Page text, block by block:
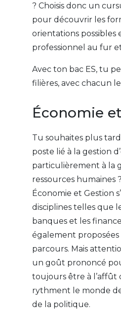
? Choisis donc un
pour découvrir les
orientations
professionnel au fur
Avec ton bac ES, tu
filières, avec chacun
Économie
Tu souhaites plus
poste lié à la gestion
particulièrement à la
ressources humaines
Économie et Gestion
disciplines telles que
banques et les
également proposées
parcours. Mais
un goût prononcé
toujours être à l’affût
rythment le monde
de la politique.